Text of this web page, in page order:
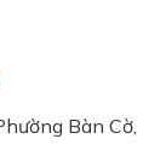
Bàn Cờ,